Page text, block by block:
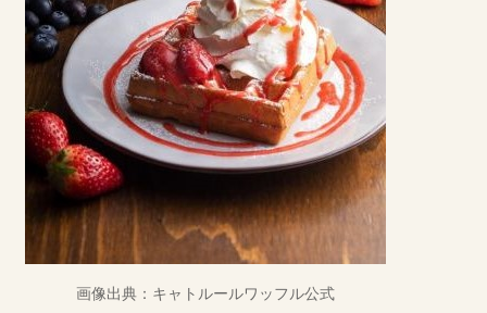
画像出典：キャトルールワッフル公式